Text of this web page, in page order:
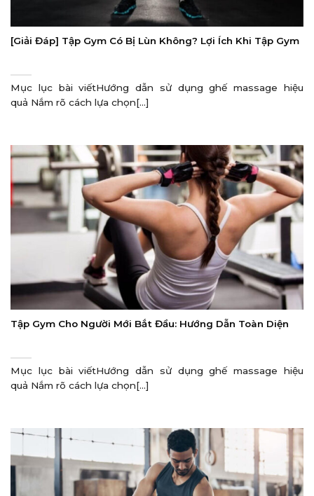
[Giải Đáp] Tập Gym Có Bị Lùn Không? Lợi Ích Khi Tập Gym
Mục lục bài viếtHướng dẫn sử dụng ghế massage hiệu
quả Nắm rõ cách lựa chọn[...]
Tập Gym Cho Người Mới Bắt Đầu: Hướng Dẫn Toàn Diện
Mục lục bài viếtHướng dẫn sử dụng ghế massage hiệu
quả Nắm rõ cách lựa chọn[...]